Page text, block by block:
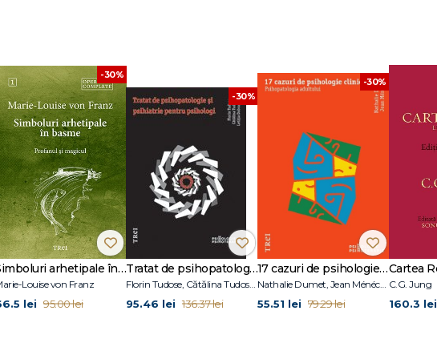
Ionescu şi Serban Ionescu
sau tulburările comunicării (DSM) sau tulburarea vorbirii şi limbajului (CFTMEA)
fonologice (DSM) sau tulburare izolată a articulării (CFTMEA)
-30%
Simboluri arhetipale în basme
Louise von Franz
lei 95.00 lei
-30%
Tratat de psihopatologie şi psihiatrie pentru psihologi
Florin Tudose, Cătălina Tudose, Letiţia Dobranici
95.46 lei 136.37 lei
-30%
17 cazuri de psihologie clinică
Nathalie Dumet, Jean Ménéchal
55.51 lei 79.29 lei
C.G. Jung
160.3 lei